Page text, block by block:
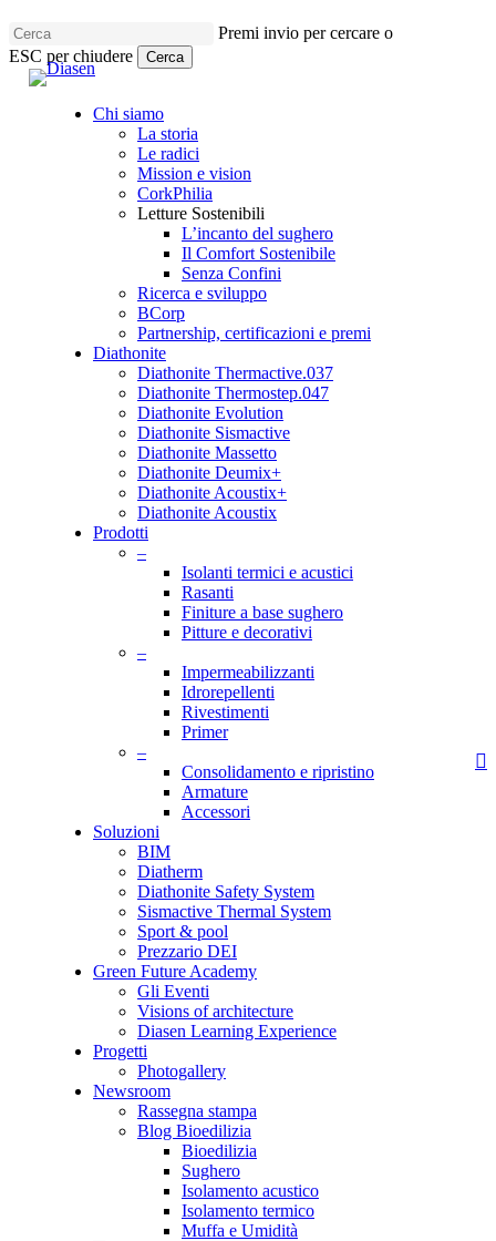
to
main
content
Premi invio per cercare o
ESC per chiudere
Cerca
Close
Chi siamo
La storia
Le radici
Mission e vision
CorkPhilia
Letture Sostenibili
L’incanto del sughero
Il Comfort Sostenibile
Senza Confini
Ricerca e sviluppo
BCorp
Partnership, certificazioni e premi
Diathonite
Diathonite Thermactive.037
Diathonite Thermostep.047
Diathonite Evolution
Diathonite Sismactive
Diathonite Massetto
Diathonite Deumix+
Diathonite Acoustix+
Diathonite Acoustix
Prodotti
–
Isolanti termici e acustici
Rasanti
Finiture a base sughero
Pitture e decorativi
–
Impermeabilizzanti
Idrorepellenti
Rivestimenti
Primer
–
Consolidamento e ripristino
Armature
Accessori
Soluzioni
BIM
Diatherm
Diathonite Safety System
Sismactive Thermal System
Sport & pool
Prezzario DEI
Green Future Academy
Gli Eventi
Visions of architecture
Diasen Learning Experience
Progetti
Photogallery
Newsroom
Rassegna stampa
Blog Bioedilizia
Bioedilizia
Sughero
Isolamento acustico
Isolamento termico
Muffa e Umidità